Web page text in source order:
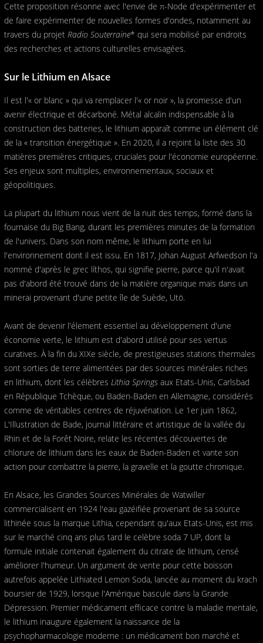
Cette proposition résonne avec l'envie de π-Node d'expérimenter et
de faire expérimenter de nouvelles formes d'ondes, notamment au
travers du projet Radio Souterraine* qui sera mobilisé par endroits
des recherches et actions culturelles envisagées.
Sur le Lithium en Alsace
Il est l'« or blanc » qui va remplacer l'« or noir », la promesse d'un
avenir électrique et décarboné. Métal alcalin indispensable à la
construction des batteries, le lithium apparaît comme un élément clé
de la « transition énergétique ». En 2020, il a rejoint la liste des 30
matières premières critiques, cruciales pour l'économie européenne.
Ses enjeux sont multiples, environnementaux, sociaux et
géopolitiques.
La plupart du lithium nous vient de la nuit des temps, formé dans la
fournaise du Big Bang, durant les premières minutes de la formation
de l'univers. Dans son nom même, le lithium porte en lui
l'environnement dont il est issu. En 1817, Johan August Arfwedson l'a
nommé d'après le grec líthos, qui signifie pierre, parce qu'il n'avait
pas d'abord été trouvé dans de la matière organique mais dans un
minerai provenant d'une petite île de Suède, Utö.
Avant de devenir l'élement essentiel au développement d'une
économie verte, le lithium est d'abord utilisé pour ses vertus
curatives. À la fin du XIXe siècle, de prestigieuses stations thermales
sont sorties de terre alimentées par des sources minérales riches
en lithium, dont les célèbres Lithia Springs aux Etats-Unis, Carlsbad
en République Tchèque, ou Baden-Baden en Allemagne, considérés
comme de véritables centres de réjuvénation. Le 1er juin 1862,
L'Illustration de Bade, journal littéraire et artistique de la vallée du
Rhin et de la Forêt Noire, relate les récentes découvertes de
chlorure de lithium dans les eaux de Baden-Baden et vante son
action pour combattre la pierre, la gravelle et la goutte chronique.
En Alsace, les Grandes Sources Minérales de Watwiller
commercialisent en 1924 l'eau gazéifiée provenant de sa source
lithinée sous la marque Lithia, cependant qu'aux Etats-Unis, est mis
sur le marché cinq ans plus tard le celèbre soda 7 UP, dont la
formule initiale contenait également du citrate de lithium, censé
améliorer l'humeur. Un argument de vente pour cette boisson
autrefois appelée Lithiated Lemon Soda, lancée au moment du krach
boursier de 1929, lorsque l'Amérique bascule dans la Grande
Dépression. Premier médicament efficace contre la maladie mentale,
le lithium inaugure également la naissance de la
psychopharmacologie moderne : un médicament bon marché et